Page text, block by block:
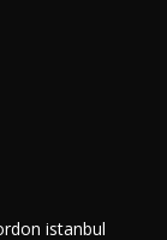
istanbul